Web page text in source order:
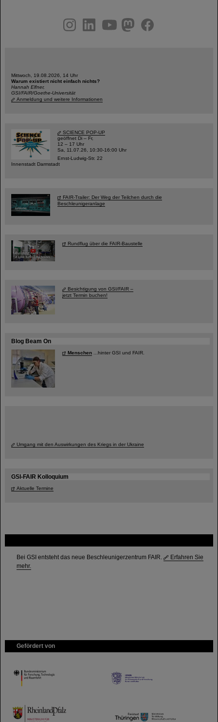
Bei GSI entsteht das neue Beschleunigerzentrum FAIR.
Erfahren Sie
mehr.
Gefördert von
HMWK
TMWWDG
youtubehelmholtz.socialfacebook
Mittwoch, 19.08.2026, 14 Uhr
Warum existiert nicht einfach nichts?
Hannah Elfner,
GSI/FAIR/Goethe-Universität
Anmeldung und weitere Informationen
SCIENCE POP-UP
geöffnet Di – Fr,
12 – 17 Uhr
Sa, 11.07.26, 10:30-16:00 Uhr
Ernst-Ludwig-Str. 22
Innenstadt Darmstadt
FAIR-Trailer: Der Weg der Teilchen durch die
Beschleunigeranlage
Rundflug über die FAIR-Baustelle
Besichtigung von GSI/FAIR –
jetzt Termin buchen!
Blog Beam On
Menschen ...hinter GSI und FAIR.
Umgang mit den Auswirkungen des Kriegs in der Ukraine
GSI-FAIR Kolloquium
Aktuelle Termine